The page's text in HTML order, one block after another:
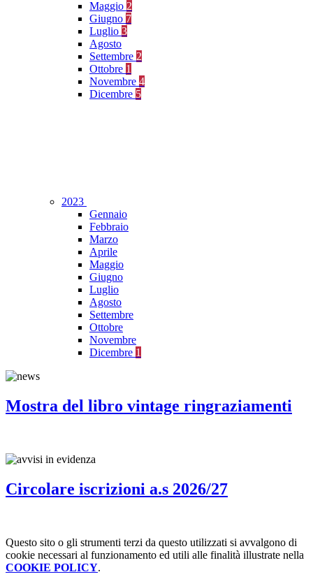
Maggio 2
Giugno 7
Luglio 3
Agosto
Settembre 2
Ottobre 1
Novembre 4
Dicembre 5
2023
Gennaio
Febbraio
Marzo
Aprile
Maggio
Giugno
Luglio
Agosto
Settembre
Ottobre
Novembre
Dicembre 1
Mostra del libro vintage ringraziamenti
Circolare iscrizioni a.s 2026/27
Questo sito o gli strumenti terzi da questo utilizzati si avvalgono di
cookie necessari al funzionamento ed utili alle finalità illustrate nella
COOKIE POLICY.